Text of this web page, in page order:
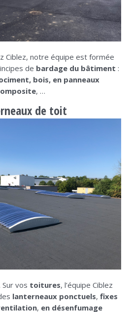
Ciblez, notre équipe est formée
de bardage du bâtiment :
bois, en panneaux
, …
de toit
. Sur vos toitures, l’équipe Ciblez
lanterneaux ponctuels, fixes
, en désenfumage